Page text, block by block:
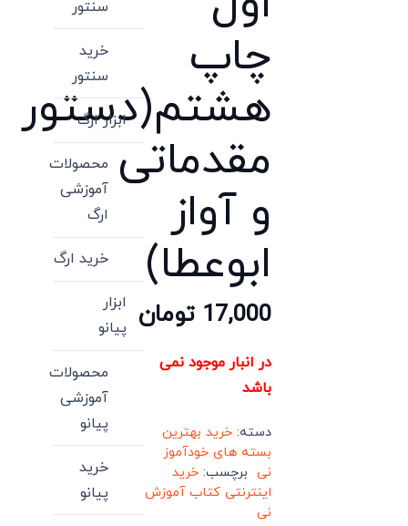
چاپ
هشتم(دستور
مقدماتی
و آواز
ابوعطا)
17,000 تومان
در انبار موجود نمی
باشد
دسته:خرید بهترین
بسته های خودآموز
نی برچسب: خرید
اینترنتی کتاب آموزش
نی
سنتور
خرید
سنتور
ابزار ارگ
محصولات
آموزشی
ارگ
خرید ارگ
ابزار
پیانو
محصولات
آموزشی
پیانو
خرید
پیانو